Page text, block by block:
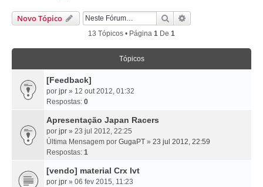
Novo Tópico Pesquisar
13 Tópicos • Página 1 De 1
Tópicos
[Feedback]
por jpr » 12 out 2012, 01:32
Respostas: 0
Apresentação Japan Racers
por jpr » 23 jul 2012, 22:25
Última Mensagem por GugaPT » 23 jul 2012, 22:59
Respostas: 1
[vendo] material Crx Ivt
por jpr » 06 fev 2015, 11:23